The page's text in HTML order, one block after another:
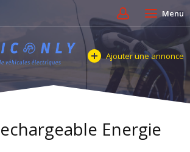
Menu
Ajouter une annonce
Energie